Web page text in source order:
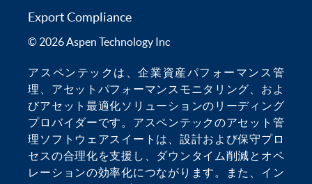
Export Compliance
© 2026 Aspen Technology Inc
アスペンテックは、企業資産パフォーマンス管
理
アセットパフォーマンスモニタリング 、およ
びアセット最適化ソリューションのリーディング
プロバイダーです。アスペンテックのアセット管
理ソフトウェアスイートは、設計および保守プロ
セスの合理化を支援し、 ダウンタイム削減とオペ
レーションの効率化につながります。また、 イン